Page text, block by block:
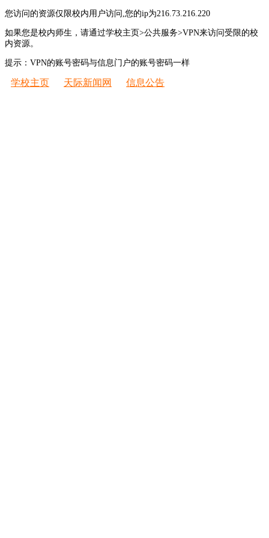
您访问的资源仅限校内用户访问,您的ip为216.73.216.220
如果您是校内师生，请通过学校主页>公共服务>VPN来访问受限的校
内资源。
提示：VPN的账号密码与信息门户的账号密码一样
学校主页 天际新闻网 信息公告